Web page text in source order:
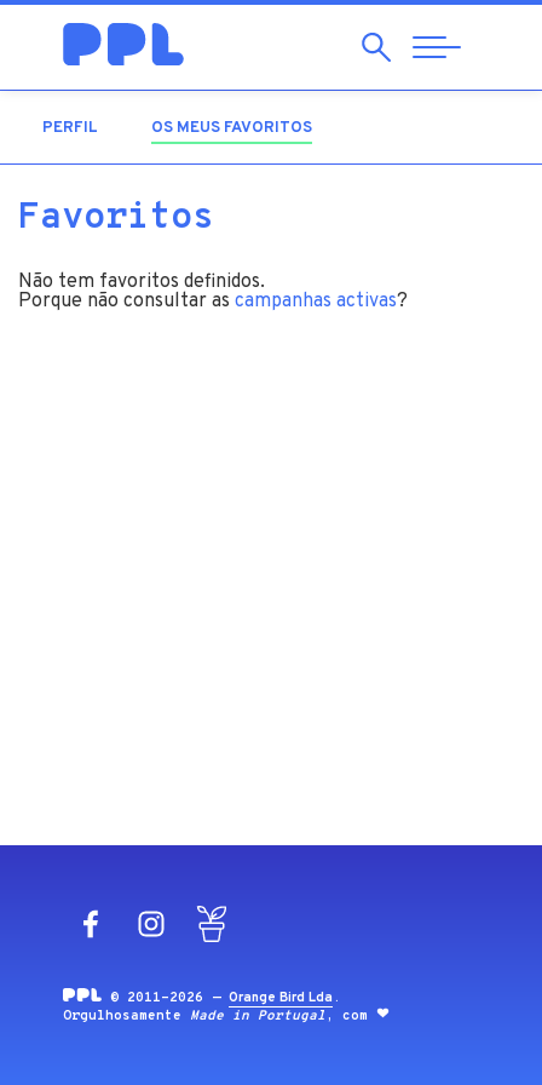
Pesquisar
Abrir
Navegação
PERFIL OS MEUS FAVORITOS
Favoritos
Não tem favoritos definidos.
Porque não consultar as campanhas activas?
FacebookInstagram
© 2011-2026 —Orange Bird Lda .
Orgulhosamente Made in Portugal , com